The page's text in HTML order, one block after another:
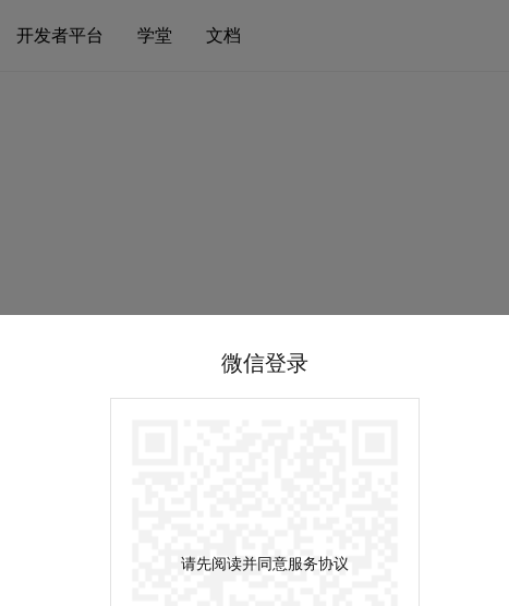
开发者平台 学堂 文档
微信登录
请先阅读并同意服务协议